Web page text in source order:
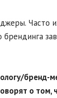
Часто
бренд-
о том,